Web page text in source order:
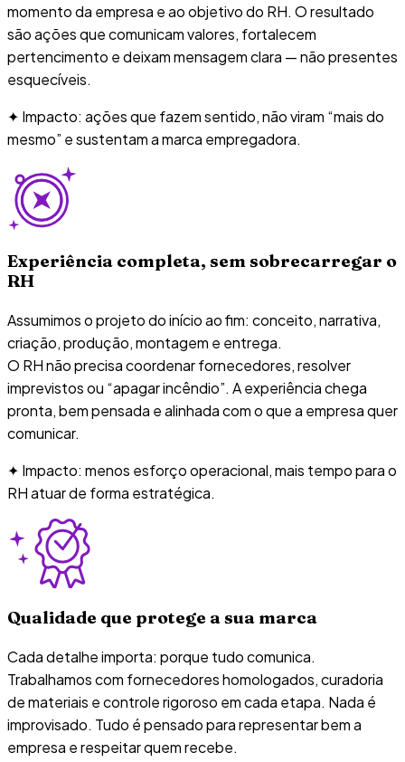
momento da empresa e ao objetivo do RH. O resultado
são ações que comunicam valores, fortalecem
pertencimento e deixam mensagem clara — não presentes
esquecíveis.
✦ Impacto: ações que fazem sentido, não viram “mais do
mesmo” e sustentam a marca empregadora.
Experiência completa, sem sobrecarregar o
RH
Assumimos o projeto do início ao fim: conceito, narrativa,
criação, produção, montagem e entrega.
O RH não precisa coordenar fornecedores, resolver
imprevistos ou “apagar incêndio”. A experiência chega
pronta, bem pensada e alinhada com o que a empresa quer
comunicar.
✦ Impacto: menos esforço operacional, mais tempo para o
RH atuar de forma estratégica.
Qualidade que protege a sua marca
Cada detalhe importa: porque tudo comunica.
Trabalhamos com fornecedores homologados, curadoria
de materiais e controle rigoroso em cada etapa. Nada é
improvisado. Tudo é pensado para representar bem a
empresa e respeitar quem recebe.